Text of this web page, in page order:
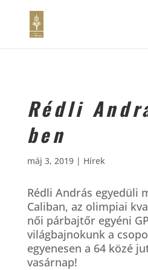
Rédli
ben
máj 3, 2019| Hírek
Rédli András egyedüli
Caliban, az olimpiai
női párbajtőr egyéni
világbajnokunk a
egyenesen a 64 közé
vasárnap!